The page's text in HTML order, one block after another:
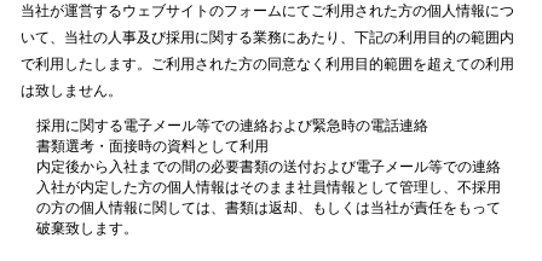
当社が運営するウェブサイトのフォームにてご利用された方の個人情報につ
いて、当社の人事及び採用に関する業務にあたり、下記の利用目的の範囲内
で利用したします。ご利用された方の同意なく利用目的範囲を超えての利用
は致しません。
採用に関する電子メール等での連絡および緊急時の電話連絡
書類選考・面接時の資料として利用
内定後から入社までの間の必要書類の送付および電子メール等での連絡
入社が内定した方の個人情報はそのまま社員情報として管理し、不採用
の方の個人情報に関しては、書類は返却、もしくは当社が責任をもって
破棄致します。